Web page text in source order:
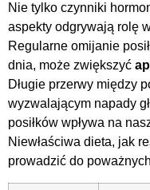
Nie tylko czynniki
aspekty odgrywają rolę
Regularne omijanie
dnia, może zwiększyć
Długie przerwy między
wyzwalającym napady
posiłków wpływa na
Niewłaściwa dieta, jak
prowadzić do